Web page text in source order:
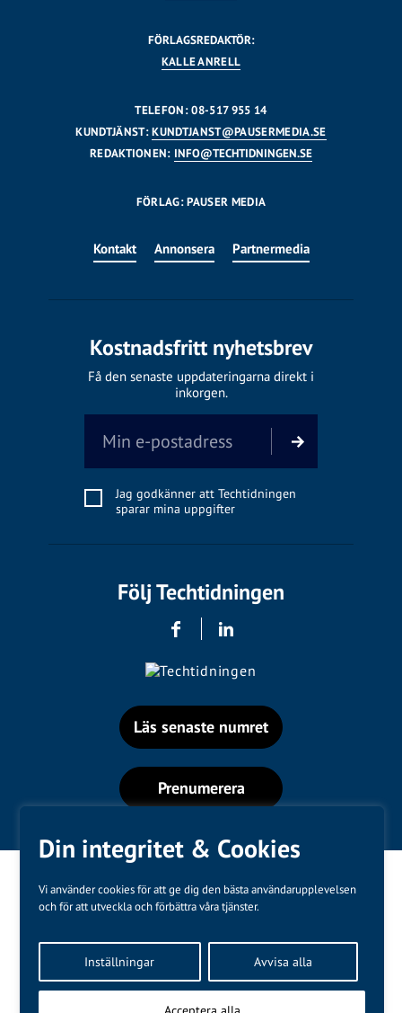
Din integritet & Cookies
Vi använder cookies för att ge dig den bästa användarupplevelsen
och för att utveckla och förbättra våra tjänster.
Inställningar Avvisa alla
FÖRLAGSREDAKTÖR:
KALLE ANRELL
TELEFON: 08-517 955 14
KUNDTJÄNST:KUNDTJANST@PAUSERMEDIA.SE
REDAKTIONEN: INFO@TECHTIDNINGEN.SE
FÖRLAG: PAUSER MEDIA
Kontakt Annonsera Partnermedia
Kostnadsfritt nyhetsbrev
Få den senaste uppdateringarna direkt i
inkorgen.
Jag godkänner att Techtidningen
sparar mina uppgifter
Följ Techtidningen
Läs senaste numret
Prenumerera
Kundtjänst